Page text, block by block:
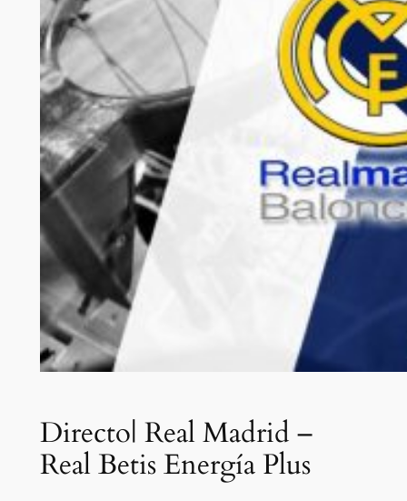
Directo| Real Madrid –
Real Betis Energía Plus